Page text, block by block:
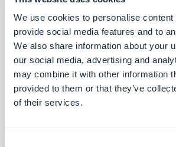
We use cookies to personalise content
provide social media features and to
We also share information about your
our social media, advertising and
may combine it with other information
provided to them or that they’ve
of their services.
Appcache, para permitir a los
ofrecer a sus apps un
optimal.
En términos de funcionamiento, en
service workersvan a interceptar